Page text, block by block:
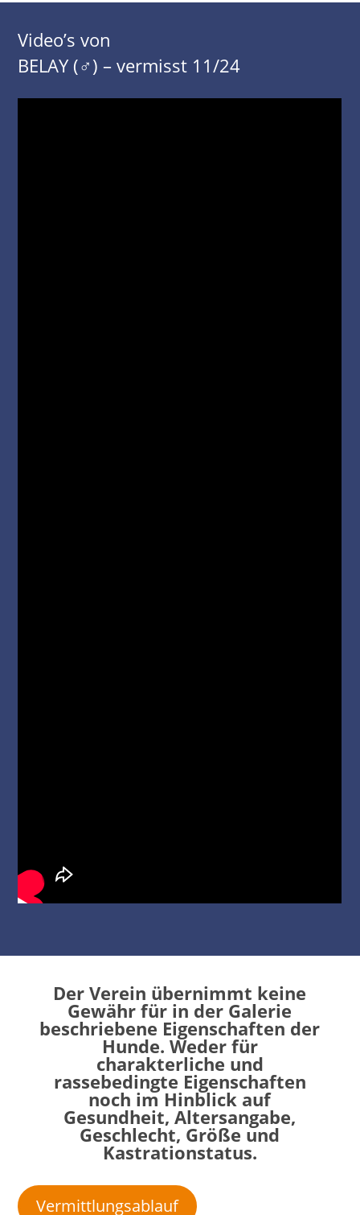
Video’s von
BELAY (♂) – vermisst 11/24
Der Verein übernimmt keine
Gewähr für in der Galerie
beschriebene Eigenschaften der
Hunde. Weder für
charakterliche und
rassebedingte Eigenschaften
noch im Hinblick auf
Gesundheit, Altersangabe,
Geschlecht, Größe und
Kastrationstatus.
Vermittlungsablauf